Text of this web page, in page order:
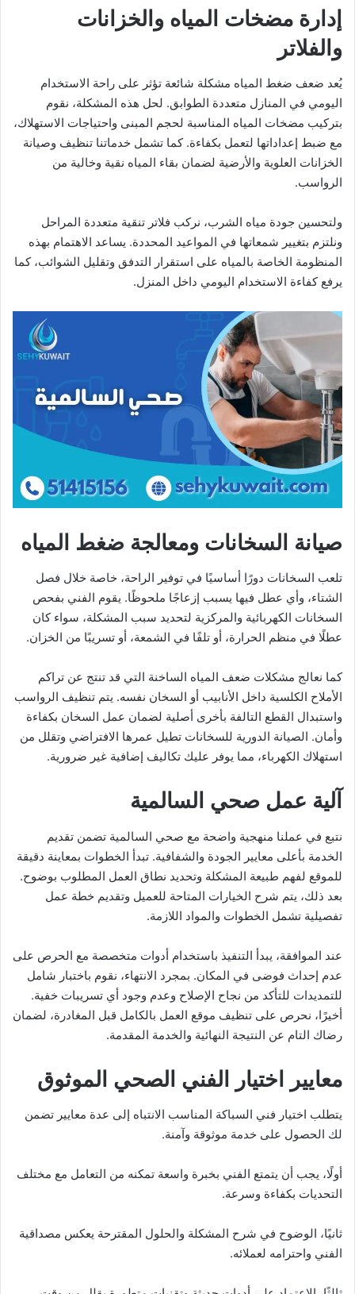
إدارة مضخات المياه والخزانات
والفلاتر
يُعد ضعف ضغط المياه مشكلة شائعة تؤثر على راحة الاستخدام
اليومي في المنازل متعددة الطوابق. لحل هذه المشكلة، نقوم
بتركيب مضخات المياه المناسبة لحجم المبنى واحتياجات الاستهلاك،
مع ضبط إعداداتها لتعمل بكفاءة. كما تشمل خدماتنا تنظيف وصيانة
الخزانات العلوية والأرضية لضمان بقاء المياه نقية وخالية من
الرواسب.
ولتحسين جودة مياه الشرب، نركب فلاتر تنقية متعددة المراحل
ونلتزم بتغيير شمعاتها في المواعيد المحددة. يساعد الاهتمام بهذه
المنظومة الخاصة بالمياه على استقرار التدفق وتقليل الشوائب، كما
يرفع كفاءة الاستخدام اليومي داخل المنزل.
صيانة السخانات ومعالجة ضغط المياه
تلعب السخانات دورًا أساسيًا في توفير الراحة، خاصة خلال فصل
الشتاء، وأي عطل فيها يسبب إزعاجًا ملحوظًا. يقوم الفني بفحص
السخانات الكهربائية والمركزية لتحديد سبب المشكلة، سواء كان
عطلًا في منظم الحرارة، أو تلفًا في الشمعة، أو تسريبًا من الخزان.
كما نعالج مشكلات ضعف المياه الساخنة التي قد تنتج عن تراكم
الأملاح الكلسية داخل الأنابيب أو السخان نفسه. يتم تنظيف الرواسب
واستبدال القطع التالفة بأخرى أصلية لضمان عمل السخان بكفاءة
وأمان. الصيانة الدورية للسخانات تطيل عمرها الافتراضي وتقلل من
استهلاك الكهرباء، مما يوفر عليك تكاليف إضافية غير ضرورية.
آلية عمل صحي السالمية
نتبع في عملنا منهجية واضحة مع صحي السالمية تضمن تقديم
الخدمة بأعلى معايير الجودة والشفافية. تبدأ الخطوات بمعاينة دقيقة
للموقع لفهم طبيعة المشكلة وتحديد نطاق العمل المطلوب بوضوح.
بعد ذلك، يتم شرح الخيارات المتاحة للعميل وتقديم خطة عمل
تفصيلية تشمل الخطوات والمواد اللازمة.
عند الموافقة، يبدأ التنفيذ باستخدام أدوات متخصصة مع الحرص على
عدم إحداث فوضى في المكان. بمجرد الانتهاء، نقوم باختبار شامل
للتمديدات للتأكد من نجاح الإصلاح وعدم وجود أي تسريبات خفية.
أخيرًا، نحرص على تنظيف موقع العمل بالكامل قبل المغادرة، لضمان
رضاك التام عن النتيجة النهائية والخدمة المقدمة.
معايير اختيار الفني الصحي الموثوق
يتطلب اختيار فني السباكة المناسب الانتباه إلى عدة معايير تضمن
لك الحصول على خدمة موثوقة وآمنة.
أولًا، يجب أن يتمتع الفني بخبرة واسعة تمكنه من التعامل مع مختلف
التحديات بكفاءة وسرعة.
ثانيًا، الوضوح في شرح المشكلة والحلول المقترحة يعكس مصداقية
الفني واحترامه لعملائه.